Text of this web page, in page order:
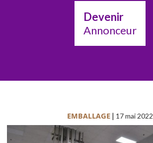
Devenir
Annonceur
EMBALLAGE | 17 mai 2022